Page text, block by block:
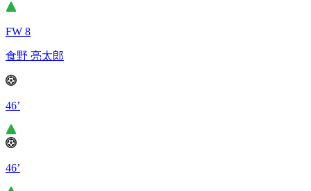
FW 8
食野 亮太郎
46’
46’